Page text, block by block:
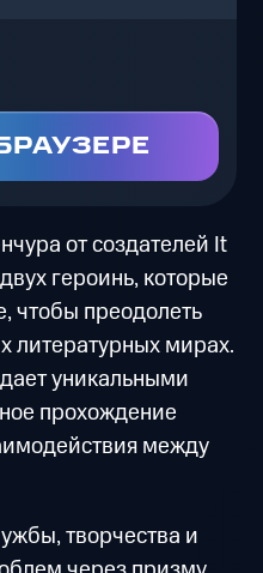
от создателей It
героинь, которые
чтобы преодолеть
литературных мирах.
уникальными
прохождение
между
творчества и